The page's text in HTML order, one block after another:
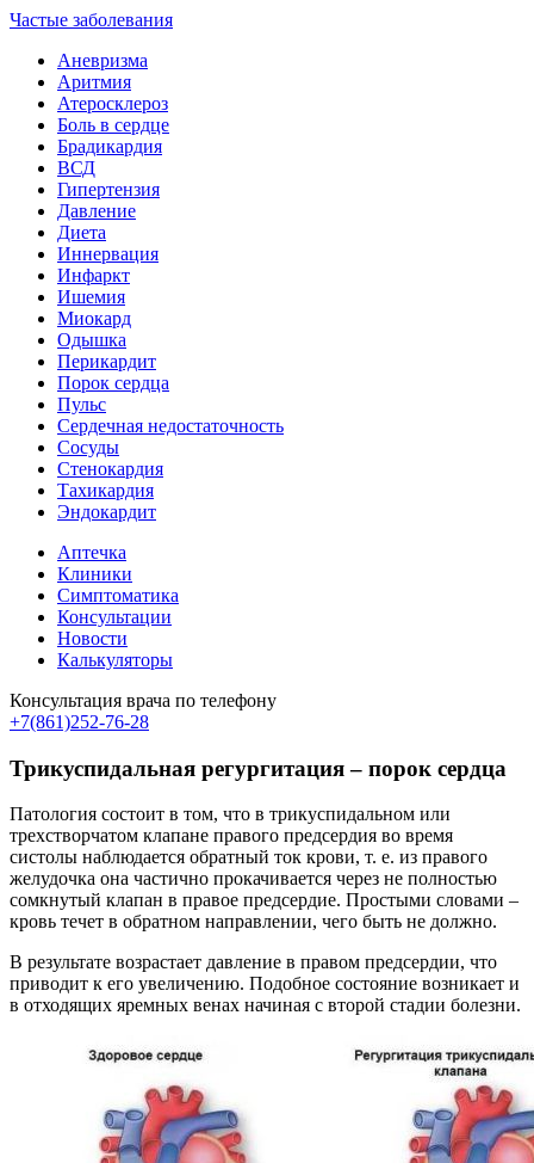
Частые заболевания
Аневризма
Аритмия
Атеросклероз
Боль в сердце
Брадикардия
ВСД
Гипертензия
Давление
Диета
Иннервация
Инфаркт
Ишемия
Миокард
Одышка
Перикардит
Порок сердца
Пульс
Сердечная недостаточность
Сосуды
Стенокардия
Тахикардия
Эндокардит
Аптечка
Клиники
Симптоматика
Консультации
Новости
Калькуляторы
Консультация врача по телефону
+7(861)252-76-28
Трикуспидальная регургитация – порок сердца
Патология состоит в том, что в трикуспидальном или
трехстворчатом клапане правого предсердия во время
систолы наблюдается обратный ток крови, т. е. из правого
желудочка она частично прокачивается через не полностью
сомкнутый клапан в правое предсердие. Простыми словами –
кровь течет в обратном направлении, чего быть не должно.
В результате возрастает давление в правом предсердии, что
приводит к его увеличению. Подобное состояние возникает и
в отходящих яремных венах начиная с второй стадии болезни.